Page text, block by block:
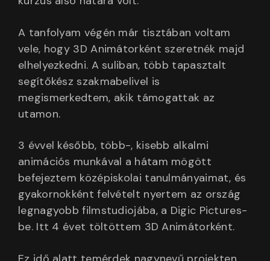
A tanfolyam végén már tisztában voltam
vele, hogy 3D Animátorként szeretnék majd
elhelyezkedni. A suliban, több tapasztalt
segítőkész szakmabelivel is
megismerkedtem, akik támogattak az
utamon.
3 évvel később, több-, kisebb alkalmi
animációs munkával a hátam mögött
befejeztem középiskolai tanulmányaimat, és
gyakornokként felvételt nyertem az ország
legnagyobb filmstudiojába, a Digic Pictures-
be. Itt 4 évet töltöttem 3D Animátorként.